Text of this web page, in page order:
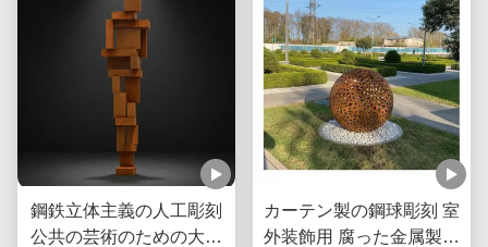
鋼鉄立体主義の人工彫刻
公共の芸術のための大き
カーテン製の鋼球彫刻 室
外装飾用 腐った金属製の